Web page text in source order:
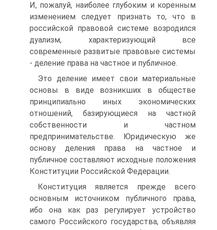
И, пожалуй, наиболее глубоким и коренным
изменением следует признать то, что в
российской правовой системе возродился
дуализм, характеризующий все
современные развитые правовые системы
- деление права на частное и публичное.
Это деление имеет свои материальные
основы в виде возникших в обществе
принципиально иных экономических
отношений, базирующиеся на частной
собственности и частном
предпринимательстве. Юридическую же
основу деления права на частное и
публичное составляют исходные положения
Конституции Российской Федерации.
Конституция является прежде всего
основным источником публичного права,
ибо она как раз регулирует устройство
самого Российского государства, объявляя